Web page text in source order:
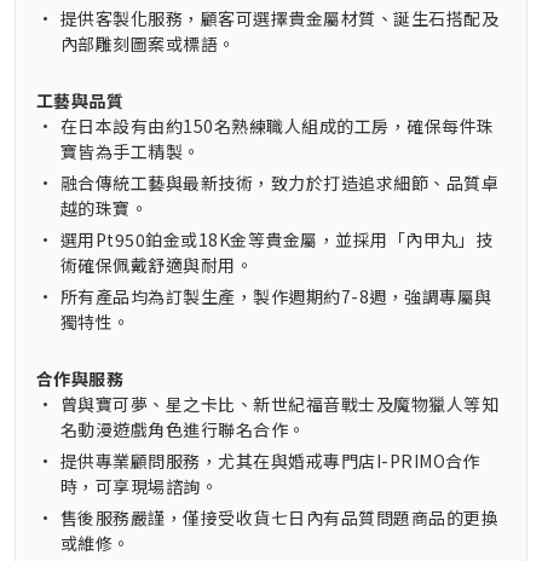
• 提供客製化服務，顧客可選擇貴金屬材質、誕生石搭配及
內部雕刻圖案或標語。
工藝與品質
• 在日本設有由約150名熟練職人組成的工房，確保每件珠
寶皆為手工精製。
• 融合傳統工藝與最新技術，致力於打造追求細節、品質卓
越的珠寶。
• 選用Pt950鉑金或18K金等貴金屬，並採用「內甲丸」技
術確保佩戴舒適與耐用。
• 所有產品均為訂製生產，製作週期約7-8週，強調專屬與
獨特性。
合作與服務
•
曾與寶可夢、星之卡比、新世紀福音戰士及魔物獵人等知
名動漫遊戲角色進行聯名合作。
• 提供專業顧問服務，尤其在與婚戒專門店I-PRIMO合作
時，可享現場諮詢。
• 售後服務嚴謹，僅接受收貨七日內有品質問題商品的更換
或維修。